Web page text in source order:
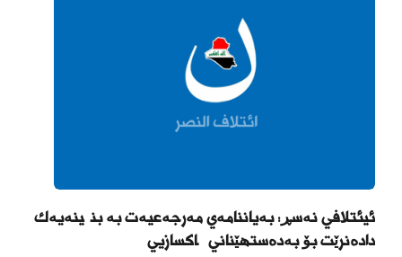
ئیئتلافی نەسڕ: بەیاننامەی مەرجەعیەت بە بنچینەیەک
دادەنرێت بۆ بەدەستهێنانی چاکسازیی